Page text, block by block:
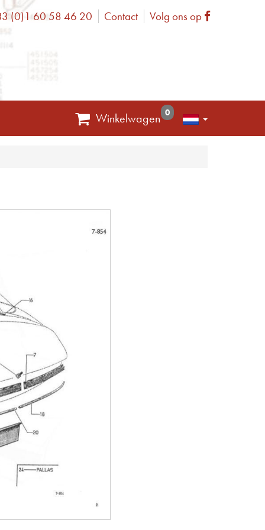
(0)1 60 58 46 20 Contact Volg ons op Facebook
Winkelwagen 0